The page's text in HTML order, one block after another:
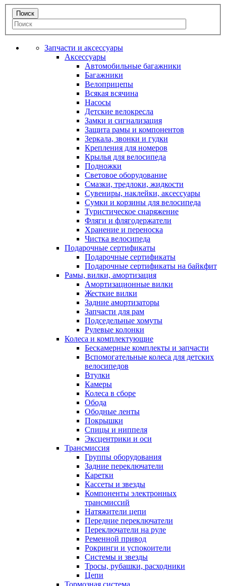
Запчасти и аксессуары
Аксессуары
Автомобильные багажники
Багажники
Велоприцепы
Всякая всячина
Насосы
Детские велокресла
Замки и сигнализация
Защита рамы и компонентов
Зеркала, звонки и гудки
Крепления для номеров
Крылья для велосипеда
Подножки
Световое оборудование
Смазки, тредлоки, жидкости
Сувениры, наклейки, аксессуары
Сумки и корзины для велосипеда
Туристическое снаряжение
Фляги и флягодержатели
Хранение и переноска
Чистка велосипеда
Подарочные сертификаты
Подарочные сертификаты
Подарочные сертификаты на байкфит
Рамы, вилки, амортизация
Амортизационные вилки
Жесткие вилки
Задние амортизаторы
Запчасти для рам
Подседельные хомуты
Рулевые колонки
Колеса и комплектующие
Бескамерные комплекты и запчасти
Вспомогательные колеса для детских
велосипедов
Втулки
Камеры
Колеса в сборе
Обода
Ободные ленты
Покрышки
Спицы и ниппеля
Эксцентрики и оси
Трансмиссия
Группы оборудования
Задние переключатели
Каретки
Кассеты и звезды
Компоненты электронных
трансмиссий
Натяжители цепи
Передние переключатели
Переключатели на руле
Ременной привод
Рокринги и успокоители
Системы и звезды
Тросы, рубашки, расходники
Цепи
Тормозная система